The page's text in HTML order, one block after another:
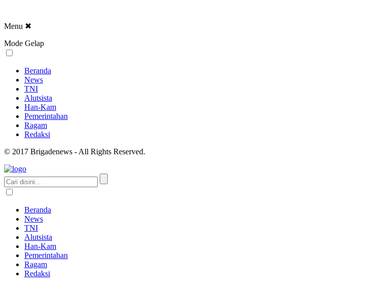
Menu ✖
Mode Gelap
Beranda
News
TNI
Alutsista
Han-Kam
Pemerintahan
Ragam
Redaksi
© 2017 Brigadenews - All Rights Reserved.
Beranda
News
TNI
Alutsista
Han-Kam
Pemerintahan
Ragam
Redaksi